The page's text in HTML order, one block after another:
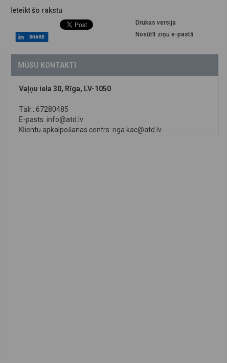
Ieteikt šo rakstu
Drukas versija
Nosūtīt ziņu e-pastā
MŪSU KONTAKTI
Vaļņu iela 30, Rīga, LV-1050
Tālr.: 67280485
E-pasts: info@atd.lv
Klientu apkalpošanas centrs: riga.kac@atd.lv